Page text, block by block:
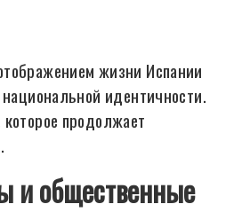
жизни Испании
идентичности.
продолжает
и общественные